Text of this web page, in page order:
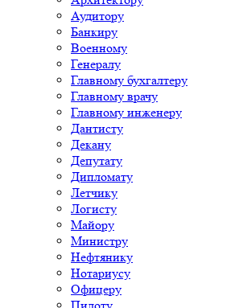
Аудитору
Банкиру
Военному
Генералу
Главному бухгалтеру
Главному врачу
Главному инженеру
Дантисту
Декану
Депутату
Дипломату
Летчику
Логисту
Майору
Министру
Нефтянику
Нотариусу
Офицеру